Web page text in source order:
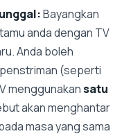
Bayangkan
anda dengan TV
Anda boleh
(seperti
menggunakansatu
akan menghantar
masa yang sama